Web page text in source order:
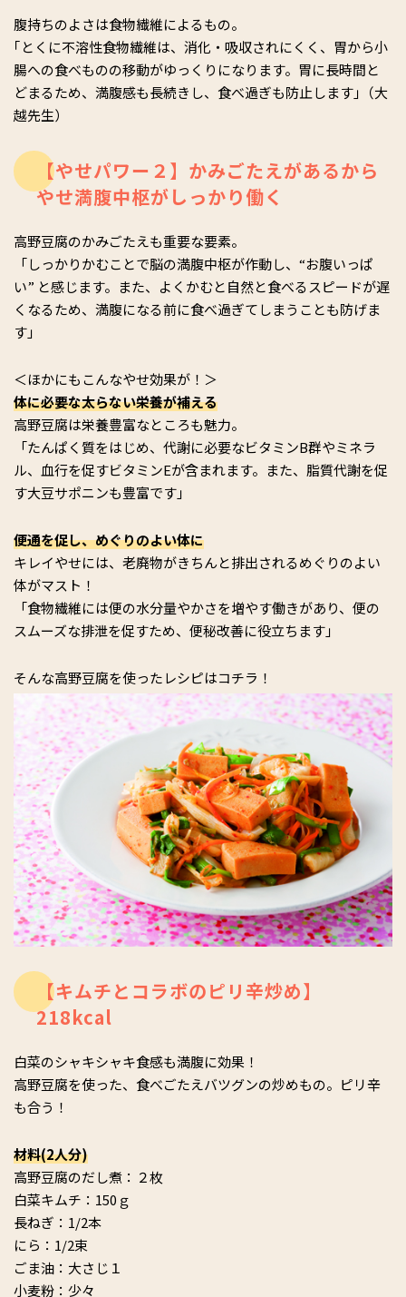
腹持ちのよさは食物繊維によるもの。
｢とくに不溶性食物繊維は、消化・吸収されにくく、胃から小
腸への食べものの移動がゆっくりになります。胃に長時間と
どまるため、満腹感も長続きし、食べ過ぎも防止します｣（大
越先生）
【やせパワー２】かみごたえがあるから
やせ満腹中枢がしっかり働く
高野豆腐のかみごたえも重要な要素。
「しっかりかむことで脳の満腹中枢が作動し、“お腹いっぱ
い” と感じます。また、よくかむと自然と食べるスピードが遅
くなるため、満腹になる前に食べ過ぎてしまうことも防げま
す」
＜ほかにもこんなやせ効果が！＞
体に必要な太らない栄養が補える
高野豆腐は栄養豊富なところも魅力。
「たんぱく質をはじめ、代謝に必要なビタミンB群やミネラ
ル、血行を促すビタミンEが含まれます。また、脂質代謝を促
す大豆サポニンも豊富です」
便通を促し、めぐりのよい体に
キレイやせには、老廃物がきちんと排出されるめぐりのよい
体がマスト！
「食物繊維には便の水分量やかさを増やす働きがあり、便の
スムーズな排泄を促すため、便秘改善に役立ちます」
そんな高野豆腐を使ったレシピはコチラ！
【キムチとコラボのピリ辛炒め】
218kcal
白菜のシャキシャキ食感も満腹に効果！
高野豆腐を使った、食べごたえバツグンの炒めもの。ピリ辛
も合う！
材料(2人分)
高野豆腐のだし煮：２枚
白菜キムチ：150ｇ
長ねぎ：1/2本
にら：1/2束
ごま油：大さじ１
小麦粉：少々